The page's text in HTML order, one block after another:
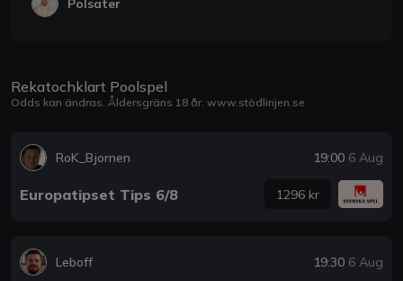
Polsater
Rekatochklart Poolspel
Odds kan ändras. Åldersgräns 18 år. www.stödlinjen.se
RoK_Bjornen 19:00 6 Aug
Europatipset Tips 6/8 1296 kr
Leboff 19:30 6 Aug